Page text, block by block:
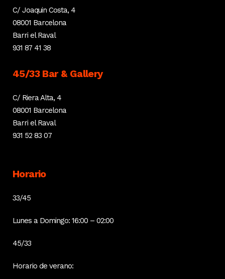
C/ Joaquin Costa, 4
08001 Barcelona
Barri el Raval
931 87 41 38
45/33 Bar & Gallery
C/ Riera Alta, 4
08001 Barcelona
Barri el Raval
931 52 83 07
Horario
33/45
Lunes a Domingo: 16:00 – 02:00
45/33
Horario de verano: